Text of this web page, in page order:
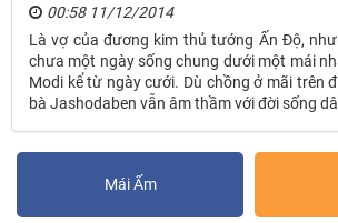
00:58 11/12/2014
Là vợ của đương kim thủ tướng Ấn Độ,
chưa một ngày sống chung dưới một mái
Modi kể từ ngày cưới. Dù chồng ở mãi trên
bà Jashodaben vẫn âm thầm với đời sống
Mái Ấm